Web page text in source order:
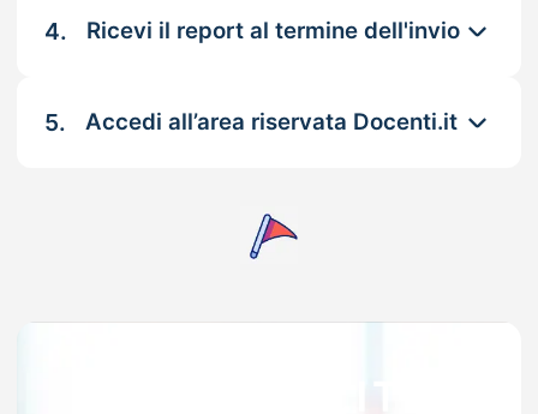
4. Ricevi il report al termine dell'invio
5. Accedi all’area riservata Docenti.it